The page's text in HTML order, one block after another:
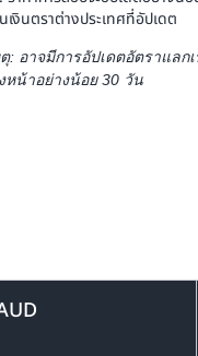
เงินตราต่างประเทศที่อัปเดต
: อาจมีการอัปเดตอัตราแล
หน้าอย่างน้อย 30 วัน